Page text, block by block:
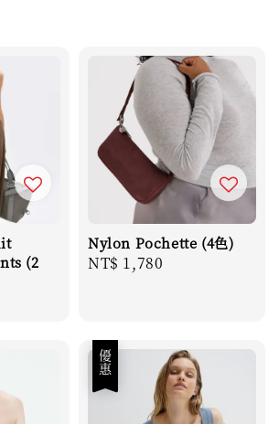
(2
Nylon Pochette (4色)
Regular
NT$ 1,780
優惠